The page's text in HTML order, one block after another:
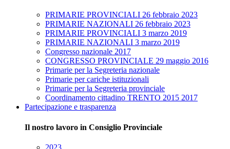
PRIMARIE PROVINCIALI 26 febbraio 2023
PRIMARIE NAZIONALI 26 febbraio 2023
PRIMARIE PROVINCIALI 3 marzo 2019
PRIMARIE NAZIONALI 3 marzo 2019
Congresso nazionale 2017
CONGRESSO PROVINCIALE 29 maggio 2016
Primarie per la Segreteria nazionale
Primarie per cariche istituzionali
Primarie per la Segreteria provinciale
Coordinamento cittadino TRENTO 2015 2017
Partecipazione e trasparenza
Il nostro lavoro in Consiglio Provinciale
2023